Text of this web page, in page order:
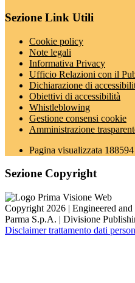
Sezione Link Utili
Cookie policy
Note legali
Informativa Privacy
Ufficio Relazioni con il
Dichiarazione di
Obiettivi di accessibilità
Whistleblowing
Gestione consensi cookie
Amministrazione
Pagina visualizzata 188594
Sezione Copyright
Copyright 2026 | Engineered
Parma S.p.A. | Divisione
Disclaimer trattamento dati